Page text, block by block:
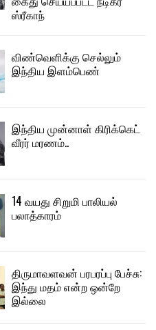
ஸ்ரீகாந்
விண்வெளிக்கு செல்லும்
இந்திய இளம்பெண்
இந்திய முன்னாள் கிரிக்கெட்
வீரர் மரணம்..
14 வயது சிறுமி பாலியல்
பலாத்காரம்
திருமாவளவன் பரபரப்பு பேச்சு:
இந்து மதம் என்ற ஒன்றே
இல்லை